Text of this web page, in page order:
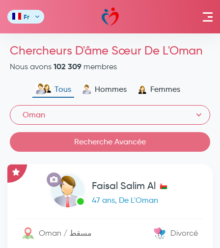
Fr
Chercheurs D'âme Sœur De L'Oman
Nous avons 102 309 membres
Tous Hommes Femmes
Oman
Recherche Avancée
Faisal Salim Al
47 ans, De L'Oman
Oman / مسقط Divorcé